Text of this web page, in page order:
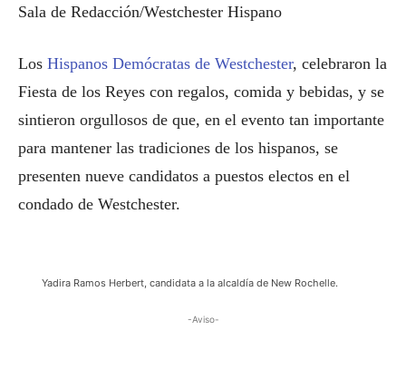
Sala de Redacción/Westchester Hispano
Los Hispanos Demócratas de Westchester, celebraron la
Fiesta de los Reyes con regalos, comida y bebidas, y se
sintieron orgullosos de que, en el evento tan importante
para mantener las tradiciones de los hispanos, se
presenten nueve candidatos a puestos electos en el
condado de Westchester.
Yadira Ramos Herbert, candidata a la alcaldía de New Rochelle.
-Aviso-